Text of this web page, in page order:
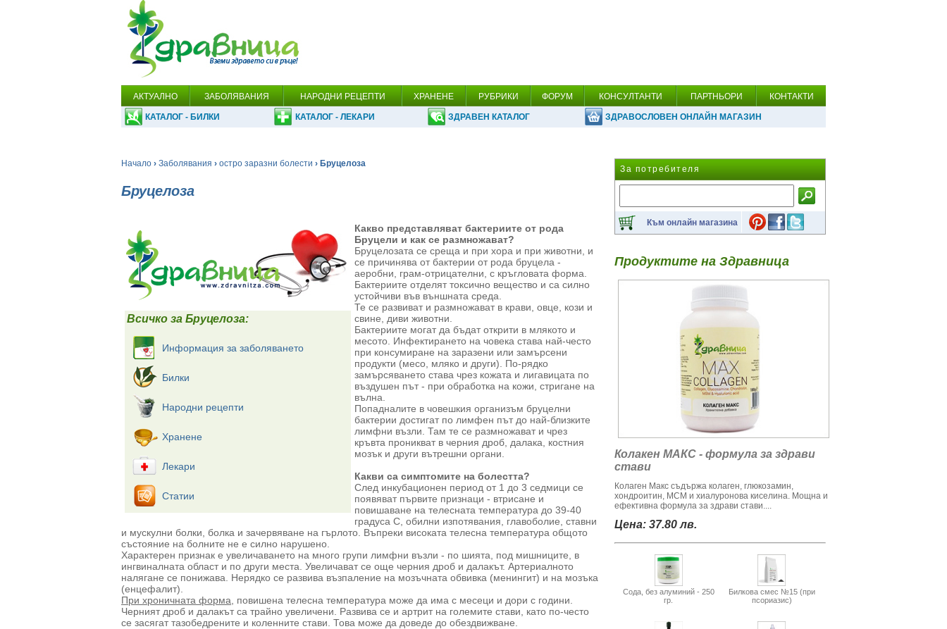
АКТУАЛНО ЗАБОЛЯВАНИЯ НАРОДНИ РЕЦЕПТИ ХРАНЕНЕ РУБРИКИ ФОРУМ КОНСУЛТАНТИ ПАРТНЬОРИ КОНТАКТИ
КАТАЛОГ - БИЛКИ КАТАЛОГ - ЛЕКАРИ ЗДРАВЕН КАТАЛОГ ЗДРАВОСЛОВЕН ОНЛАЙН МАГАЗИН
Начало › Заболявания › остро заразни болести › Бруцелоза
Бруцелоза
Всичко за Бруцелоза:
Информация за заболяването
Билки
Народни рецепти
Хранене
Лекари
Статии
Какво представляват бактериите от рода
Бруцели и как се размножават?
Бруцелозата се среща и при хора и при животни, и
се причинява от бактерии от рода бруцела -
аеробни, грам-отрицателни, с кръгловата форма.
Бактериите отделят токсично вещество и са силно
устойчиви във външната среда.
Те се развиват и размножават в крави, овце, кози и
свине, диви животни.
Бактериите могат да бъдат открити в млякото и
месото. Инфектирането на човека става най-често
при консумиране на заразени или замърсени
продукти (месо, мляко и други). По-рядко
замърсяването става чрез кожата и лигавицата по
въздушен път - при обработка на кожи, стригане на
вълна.
Попадналите в човешкия организъм бруцелни
бактерии достигат по лимфен път до най-близките
лимфни възли. Там те се размножават и чрез
кръвта проникват в черния дроб, далака, костния
мозък и други вътрешни органи.
Какви са симптомите на болестта?
След инкубационен период от 1 до 3 седмици се
появяват първите признаци - втрисане и
повишаване на телесната температура до 39-40
градуса С, обилни изпотявания, главоболие, ставни
и мускулни болки, болка и зачервяване на гърлото. Въпреки високата телесна температура общото
състояние на болните не е силно нарушено.
Характерен признак е увеличаването на много групи лимфни възли - по шията, под мишниците, в
ингвиналната област и по други места. Увеличават се още черния дроб и далакът. Артериалното
налягане се понижава. Нерядко се развива възпаление на мозъчната обвивка (менингит) и на мозъка
(енцефалит).
При хроничната форма,
повишена телесна температура може да има с месеци и дори с години.
Черният дроб и далакът са трайно увеличени. Развива се и артрит на големите стави, като по-често
се засягат тазобедрените и коленните стави. Това може да доведе до обездвижване.
За потребителя
Към онлайн магазина
Продуктите на Здравница
Колакен МАКС - формула за здрави
стави
Колаген Макс съдържа колаген, глюкозамин,
хондроитин, МСМ и хиалуронова киселина. Мощна и
ефективна формула за здрави стави....
Цена: 37.80 лв.
Сода, без алуминий - 250
гр.
Билкова смес №15 (при
псориазис)